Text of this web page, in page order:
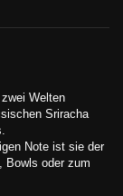
Welten
Sriracha
Note ist sie der
Bowls oder zum